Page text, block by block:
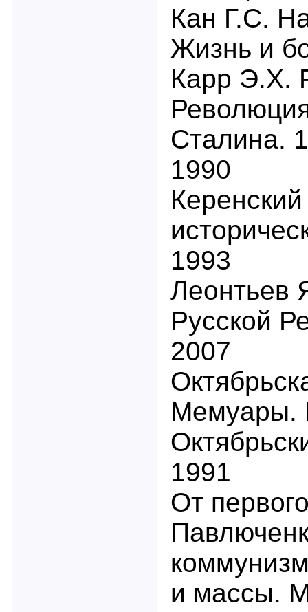
Кан Г.С.
Жизнь и
Карр Э.Х.
Сталина.
1990
1993
Леонтьев
Русской
2007
Мемуары.
1991
От
и массы.